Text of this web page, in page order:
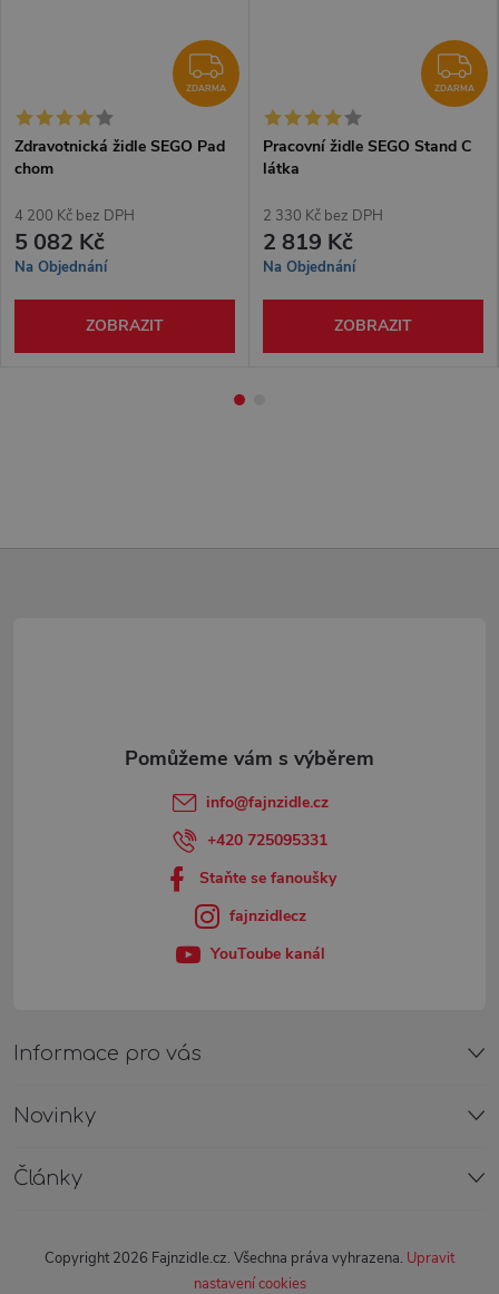
ZDARMA
ZDARMA
Zdravotnická židle SEGO Pad
chom
4 200 Kč bez DPH
5 082 Kč
Na Objednání
ZOBRAZIT
ZDARMA
Pracovní židle SEGO Stand C
látka
2 330 Kč bez DPH
2 819 Kč
Na Objednání
ZOBRAZIT
Informace pro vás
Novinky
Články
info@fajnzidle.cz
+420 725095331
Staňte se fanoušky
fajnzidlecz
YouToube kanál
Copyright 2026 Fajnzidle.cz. Všechna práva vyhrazena. Upravit
nastavení cookies